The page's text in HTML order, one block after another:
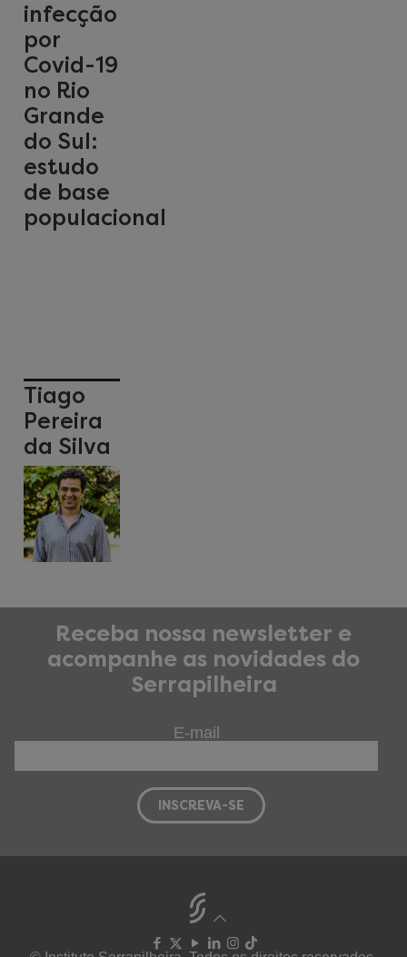
infecção
por
Covid-19
no Rio
Grande
do Sul:
estudo
de base
populacional
Tiago
Pereira
da Silva
Receba nossa newsletter e
acompanhe as novidades do
Serrapilheira
E-mail